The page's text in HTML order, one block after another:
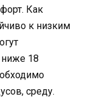
Как
к низким
ниже 18
среду.